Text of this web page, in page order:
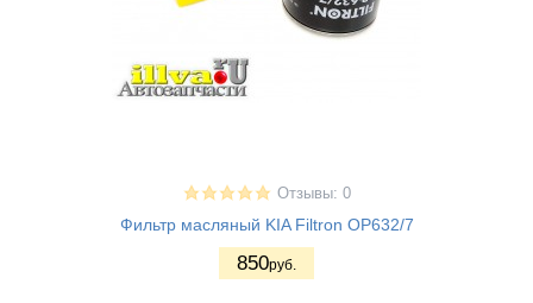
Отзывы: 0
Фильтр масляный KIA Filtron OP632/7
850руб.